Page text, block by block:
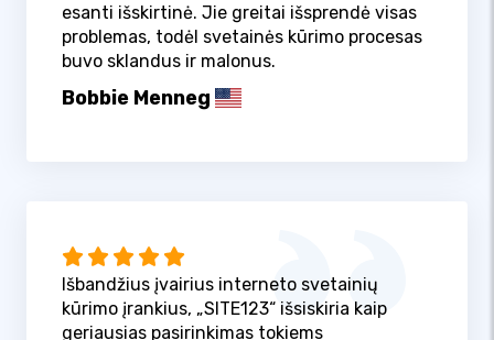
esanti išskirtinė. Jie greitai išsprendė visas
problemas, todėl svetainės kūrimo procesas
buvo sklandus ir malonus.
Bobbie Menneg
Išbandžius įvairius interneto svetainių
kūrimo įrankius, „SITE123“ išsiskiria kaip
geriausias pasirinkimas tokiems